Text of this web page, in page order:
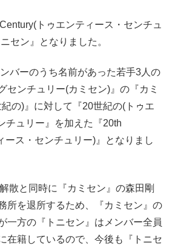
トゥエンティース・センチュ
セン』となりました。
バーのうち名前があった若手3人の
センチュリー(カミセン)』の『カミ
の)』に対して『20世紀の(トゥエ
チュリー』を加えた『20th
ース・センチュリー)』となりまし
散と同時に『カミセン』の森田剛
所を退所するため、『カミセン』の
一方の『トニセン』はメンバー全員
在籍しているので、今後も『トニセ